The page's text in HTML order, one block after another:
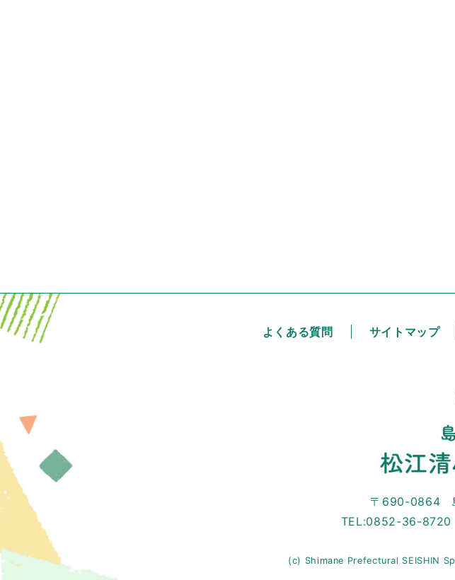
よくある質問 サイトマップ
〒690-0864
TEL:0852-36-8720
(c) Shimane Prefectural SEISHIN